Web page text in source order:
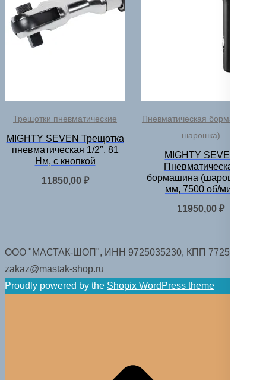
Трещотки пневматические
MIGHTY SEVEN Трещотка
пневматическая 1/2″, 81
Нм, с кнопкой
11850,00 ₽
Пневматическая бормашина (
шарошка)
MIGHTY SEVEN
Пневматическая
бормашина (шарошка) 6
мм, 7500 об/мин
11950,00₽
ООО "МАСТАК-ШОП", ИНН 9725035230, КПП 772501001.
zakaz@mastak-shop.ru
Proudly powered by the Shopix WordPress theme